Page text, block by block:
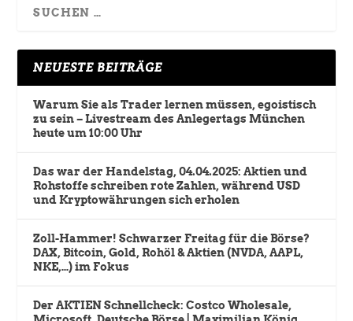
NEUESTE BEITRÄGE
Warum Sie als Trader lernen müssen, egoistisch
zu sein – Livestream des Anlegertags München
heute um 10:00 Uhr
Das war der Handelstag, 04.04.2025: Aktien und
Rohstoffe schreiben rote Zahlen, während USD
und Kryptowährungen sich erholen
Zoll-Hammer! Schwarzer Freitag für die Börse?
DAX, Bitcoin, Gold, Rohöl & Aktien (NVDA, AAPL,
NKE,…) im Fokus
Der AKTIEN Schnellcheck: Costco Wholesale,